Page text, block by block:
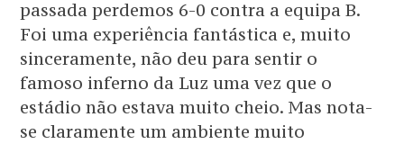
passada perdemos 6-0 contra a equipa B.
Foi uma experiência fantástica e, muito
sinceramente, não deu para sentir o
famoso inferno da Luz uma vez que o
estádio não estava muito cheio. Mas nota-
se claramente um ambiente muito